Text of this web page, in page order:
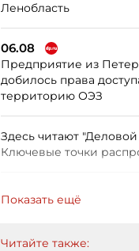
Ленобласть
06.08
Предприятие из
добилось права
территорию ОЭЗ
Здесь читают
Ключевые точки
Показать ещё
Читайте также: